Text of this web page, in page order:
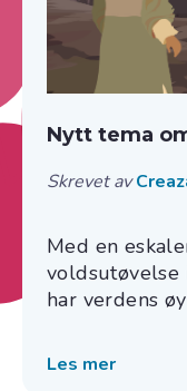
Nytt tema
Skrevet av
Med en
voldsutøvelse
har verdens
Les mer